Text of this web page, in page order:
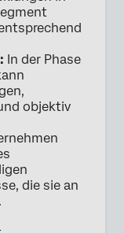
In der Phase
objektiv
die sie an